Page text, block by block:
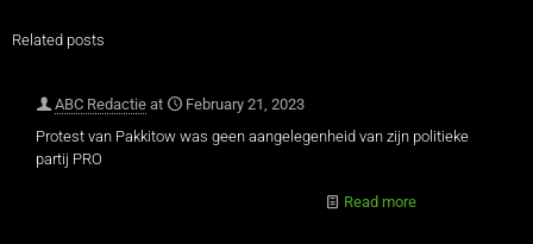
Related posts
ABC Redactie at
February 21, 2023
Protest van Pakkitow was geen aangelegenheid van zijn politieke
partij PRO
Read more